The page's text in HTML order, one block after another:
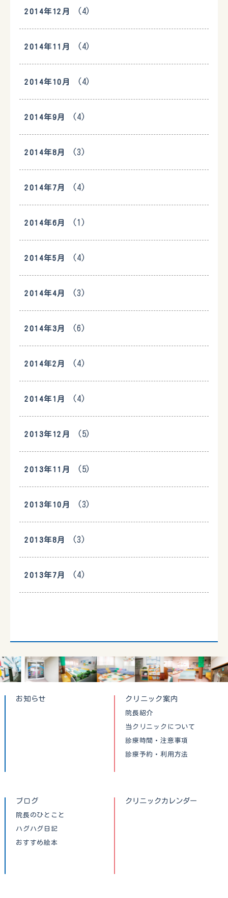
2014年12月 (4)
2014年11月 (4)
2014年10月 (4)
2014年9月 (4)
2014年8月 (3)
2014年7月 (4)
2014年6月 (1)
2014年5月 (4)
2014年4月 (3)
2014年3月 (6)
2014年2月 (4)
2014年1月 (4)
2013年12月 (5)
2013年11月 (5)
2013年10月 (3)
2013年8月 (3)
2013年7月 (4)
お知らせ クリニック案内
院長紹介
当クリニックについて
診療時間・注意事項
診療予約・利用方法
ブログ
院長のひとこと
ハグハグ日記
おすすめ絵本
クリニックカレンダー